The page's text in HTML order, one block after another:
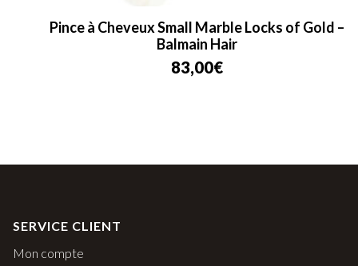
Pince à Cheveux Small Marble Locks of Gold –
Balmain Hair
83,00€
SERVICE CLIENT
Mon compte